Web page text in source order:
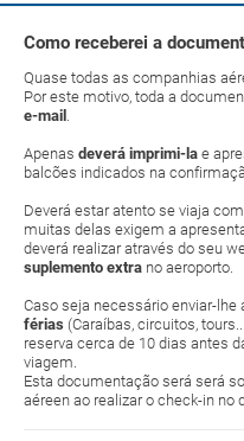
Como receberei a
Quase todas as companhias
Por este motivo, toda a
e-mail .
Apenas deverá imprimi-la e
balcões indicados na
Deverá estar atento se viaja
muitas delas exigem a
deverá realizar através do seu
suplemento extra no aeroporto.
Caso seja necessário enviar-
férias (Caraíbas, circuitos,
reserva cerca de 10 dias antes
viagem.
Esta documentação será será
aéreen ao realizar o check-in no